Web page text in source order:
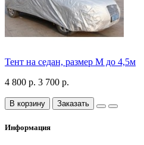
Тент на седан, размер М до 4,5м
4 800 р. 3 700 р.
В корзину Заказать
Информация